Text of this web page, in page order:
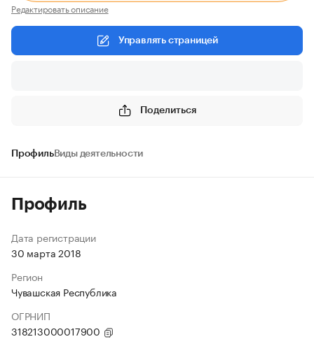
Редактировать описание
Управлять страницей
Поделиться
ПрофильВиды деятельности
Профиль
Дата регистрации
30 марта 2018
Регион
Чувашская Республика
ОГРНИП
318213000017900